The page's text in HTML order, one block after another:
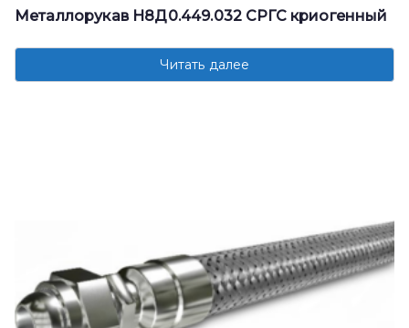
Металлорукав Н8Д0.449.032 СРГС криогенный
Читать далее